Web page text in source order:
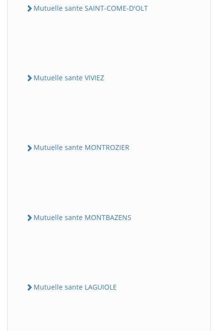
Mutuelle sante SAINT-COME-D'OLT
Mutuelle sante VIVIEZ
Mutuelle sante MONTROZIER
Mutuelle sante MONTBAZENS
Mutuelle sante LAGUIOLE